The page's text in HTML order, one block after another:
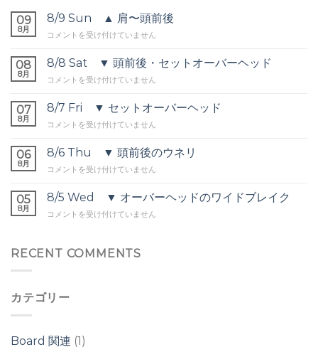
09
8月
8/9 Sun ▲ 肩〜頭前後
8/9
▲
肩〜
頭
後
コメントを受け付けていません
08
8月
8/8 Sat ▼ 頭前後・セットオーバーヘッド
8/8
▼
頭
前
セ
ト
ー
バ
ッ
ド
コメントを受け付けていません
07
8月
8/7 Fri ▼ セットオーバーヘッド
8/7
▼
セ
ッ
オ
バ
ッ
コメントを受け付けていません
06
8月
8/6 Thu ▼ 頭前後のウネリ
8/6
▼
頭
前
ウ
コメントを受け付けていません
05
8月
8/5 Wed ▼ オーバーヘッドのワイドブレイク
8/5
オ
ヘ
の
ワ
コメントを受け付けていません
RECENT COMMENTS
カテゴリー
Board 関連 (1)